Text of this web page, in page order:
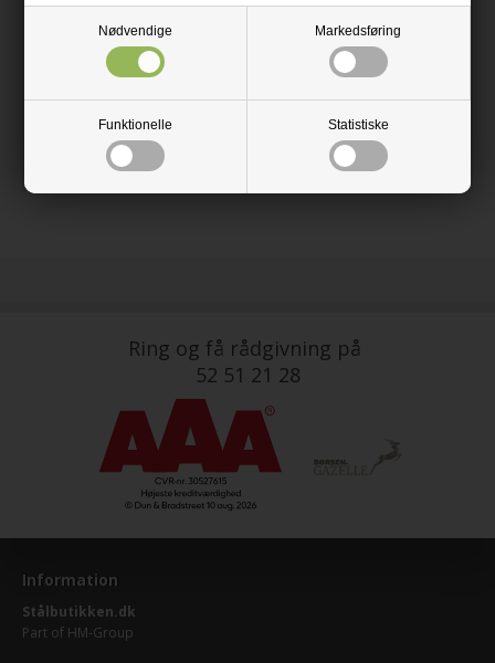
Nødvendige Markedsføring
Funktionelle Statistiske
En massiv rustfri gevindstang er nem at tilskære selv. Brug en
vinkelsliber eller en nedstryger.
Rustfrie gevindstænger kan støbes ned i beton og så fiksere det
forborede emne med bolte.
Fås i størrelsen:
Ø5 - Ø20 (M5 - M20)
Ring og få rådgivning på
52 51 21 28
Information
Stålbutikken.dk
Part of HM-Group